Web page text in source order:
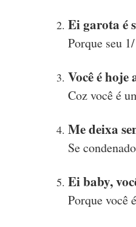
Ei garota é
Porque seu
Você é hoje
Coz você é
Me deixa
Se
Ei baby,
Porque você